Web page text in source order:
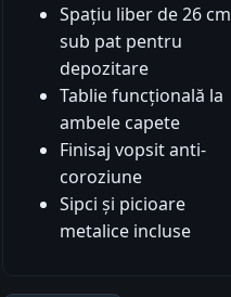
Spațiu liber de 26 cm
sub pat pentru
depozitare
Tablie funcțională la
ambele capete
Finisaj vopsit anti-
coroziune
Sipci și picioare
metalice incluse